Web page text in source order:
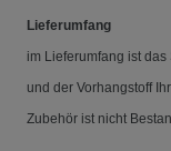
Lieferumfang
im Lieferumfang ist
und der Vorhangstoff
Zubehör ist nicht